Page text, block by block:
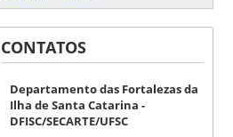
CONTATOS
Departamento das Fortalezas da
Ilha de Santa Catarina -
DFISC/SECARTE/UFSC